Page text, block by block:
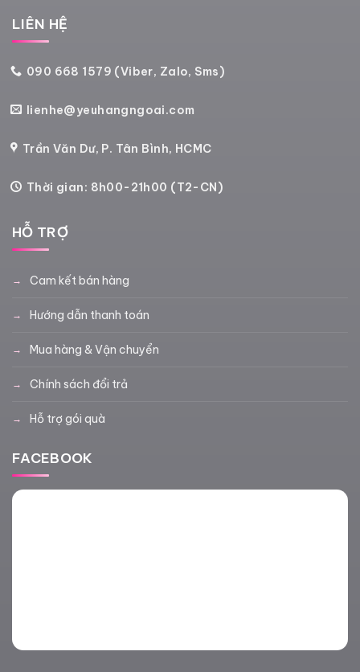
LIÊN HỆ
090 668 1579 (Viber, Zalo, Sms)
lienhe@yeuhangngoai.com
Trần Văn Dư, P. Tân Bình, HCMC
Thời gian: 8h00-21h00 (T2-CN)
HỖ TRỢ
Cam kết bán hàng
Hướng dẫn thanh toán
Mua hàng & Vận chuyển
Chính sách đổi trả
Hỗ trợ gói quà
FACEBOOK